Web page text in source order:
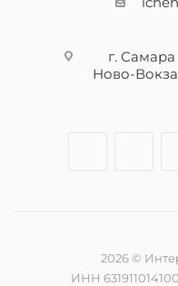
г. Самара
Ново-
2026 ©
ИНН